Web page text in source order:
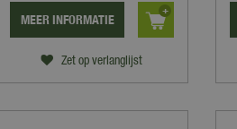
Zet op verlanglijst
MEER INFORMATIE